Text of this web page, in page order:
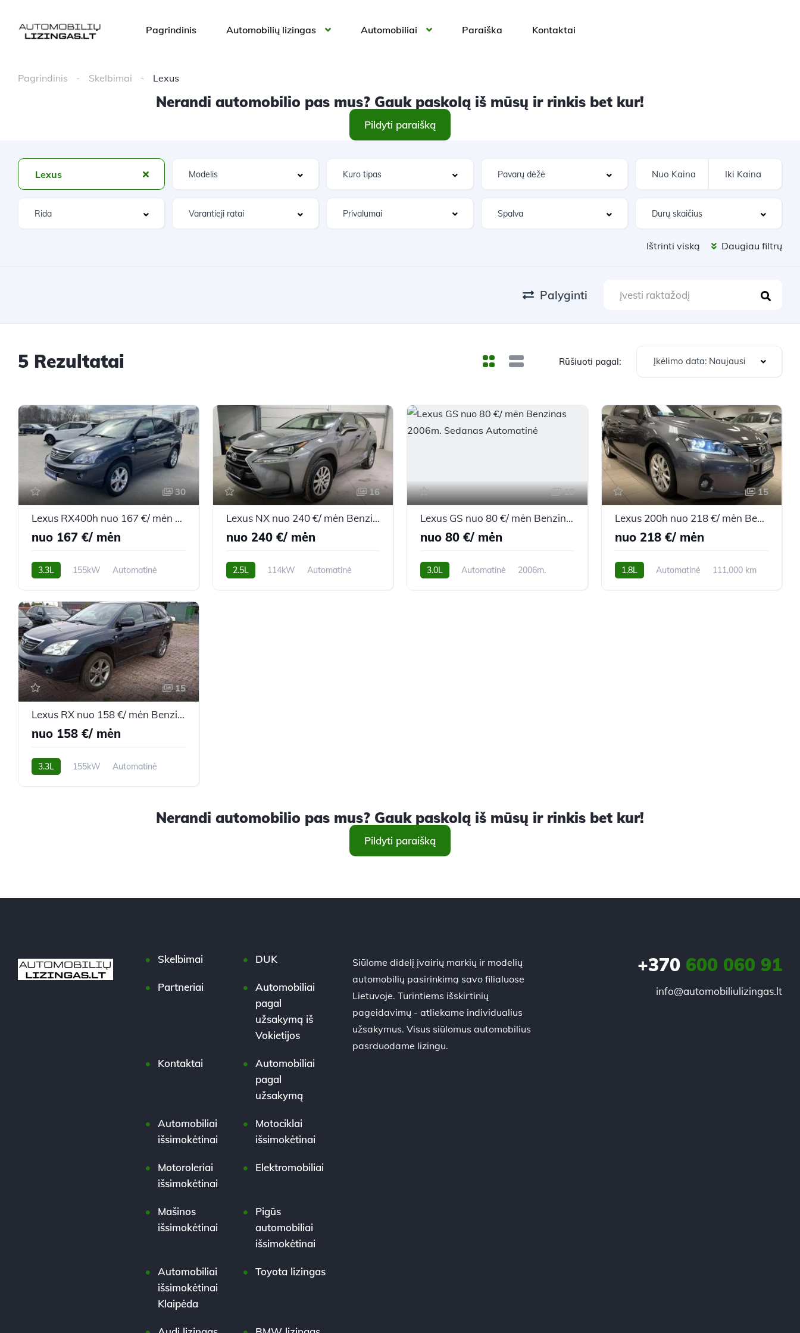
Pagrindinis Automobilių lizingas Automobiliai Paraiška Kontaktai
Pagrindinis Skelbimai Lexus
Nerandi automobilio pas mus? Gauk paskolą iš mūsų ir rinkis bet kur!
Pildyti paraišką
Lexus
Privalumai
Ištrinti viską Daugiau filtrų
Palyginti
5 Rezultatai Rūšiuoti pagal: Įkėlimo data: Naujausi
30
Lexus RX400h nuo 167 €/ mėn Benzinas/Elektra 2008m. Visureigis Automatinė
nuo 167 €/ mėn
3.3L 155kW
Automatinė
16
Lexus NX nuo 240 €/ mėn Benzinas/Elektra 2015m. Visureigis Automatinė
nuo 240 €/ mėn
2.5L 114kW
Automatinė
18
Lexus GS nuo 80 €/ mėn Benzinas 2006m. Sedanas Automatinė
nuo 80 €/ mėn
3.0L Automatinė 2006m.
15
Lexus 200h nuo 218 €/ mėn Benzinas/Elektra 2012m. Hečbekas Automatinė
nuo 218 €/ mėn
1.8L Automatinė
111,000 km
15
Lexus RX nuo 158 €/ mėn Benzinas/Elektra 2005m. Visureigis Automatinė
nuo 158 €/ mėn
3.3L 155kW
Automatinė
Nerandi automobilio pas mus? Gauk paskolą iš mūsų ir rinkis bet kur!
Pildyti paraišką
Skelbimai DUK
Partneriai
Automobiliai
pagal
užsakymą iš
Vokietijos
Kontaktai
Automobiliai
pagal
užsakymą
Automobiliai
išsimokėtinai
Motociklai
išsimokėtinai
Motoroleriai
išsimokėtinai
Elektromobiliai
Mašinos
išsimokėtinai
Pigūs
automobiliai
išsimokėtinai
Automobiliai
išsimokėtinai
Klaipėda
Toyota lizingas
Siūlome didelį įvairių markių ir modelių
automobilių pasirinkimą savo filialuose
Lietuvoje. Turintiems išskirtinių
pageidavimų - atliekame individualius
užsakymus. Visus siūlomus automobilius
pasrduodame lizingu.
+370600 060 91
info@automobiliulizingas.lt